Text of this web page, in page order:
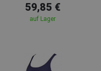
59,85 €
auf Lager